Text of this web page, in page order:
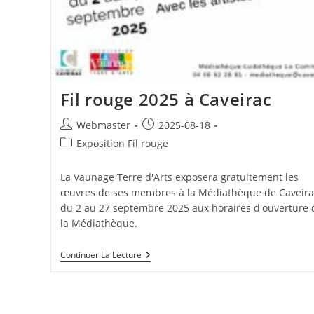
Fil rouge 2025 à Caveirac
Auteur/autrice
de
Webmaster
Publication
publiée :
2025-08-18
PostExposition Fil rouge
La Vaunage Terre d'Arts exposera gratuitement les
œuvres de ses membres à la Médiathèque de
du 2 au 27 septembre 2025 aux horaires d'ouverture
la Médiathèque.
Continuer La LectureFil
Rouge